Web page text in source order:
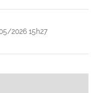
2026 15h27